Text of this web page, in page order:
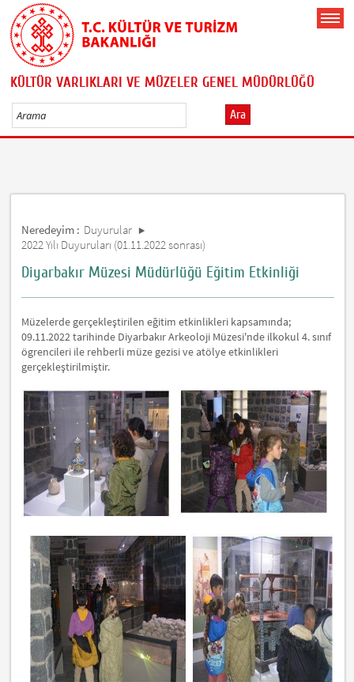
KÜLTÜR VARLIKLARI VE MÜZELER GENEL MÜDÜRLÜĞÜ
Ara
Neredeyim : Duyurular
2022 Yılı Duyuruları (01.11.2022 sonrası)
Diyarbakır Müzesi Müdürlüğü Eğitim Etkinliği
Müzelerde gerçekleştirilen eğitim etkinlikleri kapsamında;
09.11.2022 tarihinde Diyarbakır Arkeoloji Müzesi'nde ilkokul 4. sınıf
ögrencileri ile rehberli müze gezisi ve atölye etkinlikleri
gerçekleştirilmiştir.